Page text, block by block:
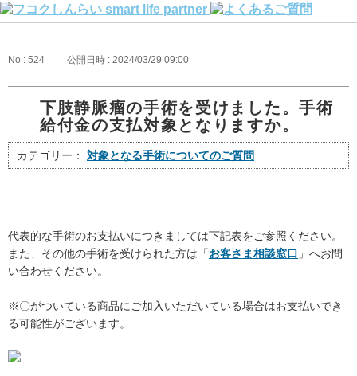
No : 524 公開日時 : 2024/03/29 09:00
下肢静脈瘤の手術を受けました。手術
給付金の支払対象となりますか。
カテゴリー： 対象となる手術についてのご質問
代表的な手術のお支払いにつきましては下記表をご参照ください。
また、その他の手術を受けられた方は「お客さま相談窓口 」へお問
い合わせください。
※〇がついている商品にご加入いただいている場合はお支払いでき
る可能性がございます。